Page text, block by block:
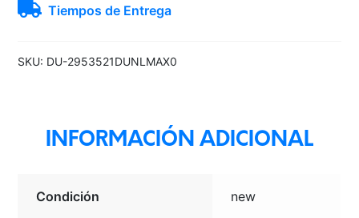
Dunlop
BLK
Tiempos de Entrega
SKU: DU-2953521DUNLMAX0
INFORMACIÓN ADICIONAL
Condición new